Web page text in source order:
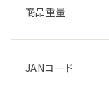
商品重量
JANコード